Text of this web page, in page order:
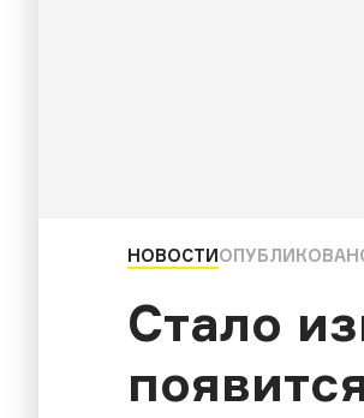
НОВОСТИ
Стало